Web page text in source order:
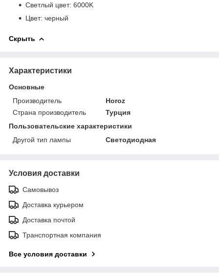
Светлый цвет: 6000K
Цвет: черный
Скрыть
Характеристики
Основные
Производитель
Horoz
Страна производитель
Турция
Пользовательские характеристики
Другой тип лампы
Светодиодная
Условия доставки
Самовывоз
Доставка курьером
Доставка почтой
Транспортная компания
Все условия доставки